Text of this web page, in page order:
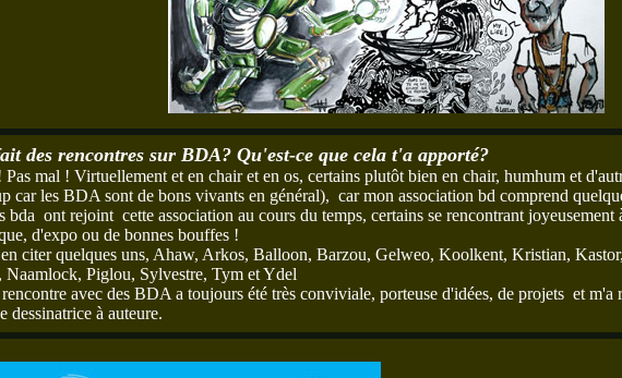
des rencontres sur BDA? Qu'est-ce que cela t'a apporté?
mal ! Virtuellement et en chair et en os, certains plutôt bien en chair, humhum et
car les BDA sont de bons vivants en général), car mon association bd comprend
bda ont rejoint cette association au cours du temps, certains se rencontrant
d'expo ou de bonnes bouffes !
en citer quelques uns, Ahaw, Arkos, Balloon, Barzou, Gelweo, Koolkent, Kristian,
Naamlock, Piglou, Sylvestre, Tym et Ydel
avec des BDA a toujours été très conviviale, porteuse d'idées, de projets et m'a
dessinatrice à auteure.